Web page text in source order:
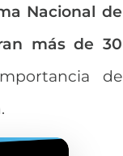
Nacional de
más de 30
de
.